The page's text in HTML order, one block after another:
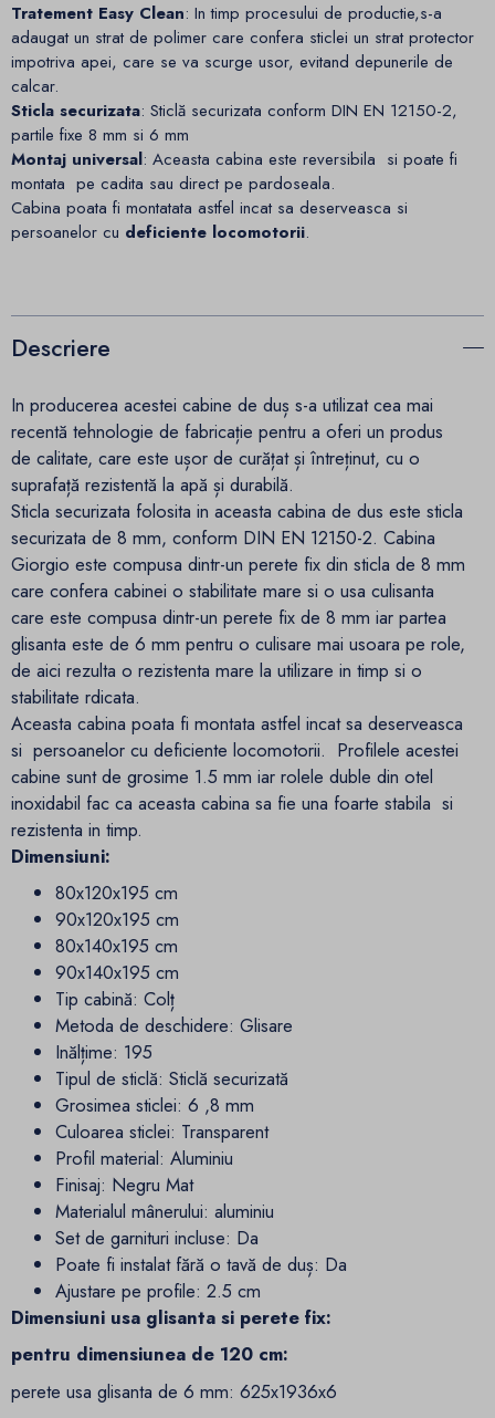
Tratement Easy Clean: In timp procesului de productie,s-a
adaugat un strat de polimer care confera sticlei un strat protector
impotriva apei, care se va scurge usor, evitand depunerile de
calcar.
Sticla securizata: Sticlă securizata conform DIN EN 12150-2,
partile fixe 8 mm si 6 mm
Montaj universal: Aceasta cabina este reversibila si poate fi
montata pe cadita sau direct pe pardoseala.
Cabina poata fi montatata astfel incat sa deserveasca si
persoanelor cu deficiente locomotorii.
Descriere
In producerea acestei cabine de duș s-a utilizat cea mai
recentă tehnologie de fabricație pentru a oferi un produs
de calitate, care este ușor de curățat și întreținut, cu o
suprafață rezistentă la apă și durabilă.
Sticla securizata folosita in aceasta cabina de dus este sticla
securizata de 8 mm, conform DIN EN 12150-2. Cabina
Giorgio este compusa dintr-un perete fix din sticla de 8 mm
care confera cabinei o stabilitate mare si o usa culisanta
care este compusa dintr-un perete fix de 8 mm iar partea
glisanta este de 6 mm pentru o culisare mai usoara pe role,
de aici rezulta o rezistenta mare la utilizare in timp si o
stabilitate rdicata.
Aceasta cabina poata fi montata astfel incat sa deserveasca
si persoanelor cu deficiente locomotorii. Profilele acestei
cabine sunt de grosime 1.5 mm iar rolele duble din otel
inoxidabil fac ca aceasta cabina sa fie una foarte stabila si
rezistenta in timp.
Dimensiuni:
80x120x195 cm
90x120x195 cm
80x140x195 cm
90x140x195 cm
Tip cabină: Colț
Metoda de deschidere: Glisare
Inălțime: 195
Tipul de sticlă: Sticlă securizată
Grosimea sticlei: 6 ,8 mm
Culoarea sticlei: Transparent
Profil material: Aluminiu
Finisaj: Negru Mat
Materialul mânerului: aluminiu
Set de garnituri incluse: Da
Poate fi instalat fără o tavă de duș: Da
Ajustare pe profile: 2.5 cm
Dimensiuni usa glisanta si perete fix:
pentru dimensiunea de 120 cm:
perete usa glisanta de 6 mm: 625x1936x6